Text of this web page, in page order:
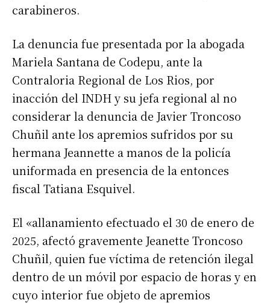
carabineros.
La denuncia fue presentada por la abogada
Mariela Santana de Codepu, ante la
Contraloria Regional de Los Rios, por
inacción del INDH y su jefa regional al no
considerar la denuncia de Javier Troncoso
Chuñil ante los apremios sufridos por su
hermana Jeannette a manos de la policía
uniformada en presencia de la entonces
fiscal Tatiana Esquivel.
El «allanamiento efectuado el 30 de enero de
2025, afectó gravemente Jeanette Troncoso
Chuñil, quien fue víctima de retención ilegal
dentro de un móvil por espacio de horas y en
cuyo interior fue objeto de apremios